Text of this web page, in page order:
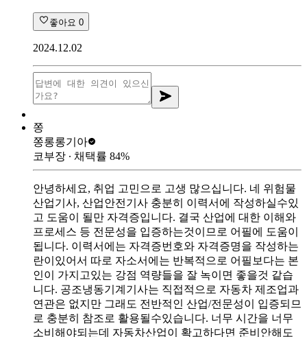
좋아요 0
2024.12.02
쫑
쫑롱롱기아
코부장 ∙ 채택률 84%
안녕하세요, 취업 고민으로 고생 많으십니다. 네 위험물
산업기사, 산업안전기사 충분히 이력서에 작성하실수있
고 도움이 될만 자격증입니다. 결국 산업에 대한 이해와
프로세스 등 전문성을 입증하는것이므로 어필에 도움이
됩니다. 이력서에는 자격증번호와 자격증명을 작성하는
란이있어서 따로 자소서에는 반복적으로 어필보다는 본
인이 가지고있는 강점 역량들을 잘 녹이면 좋을것 같습
니다. 공조냉동기계기사는 직접적으로 자동차 제조업과
연관은 없지만 그래도 전반적인 산업/전문성이 입증되므
로 충분히 참조로 활용될수있습니다. 너무 시간을 너무
소비해야되는데 자동차산업이 확고하다면 준비안해도